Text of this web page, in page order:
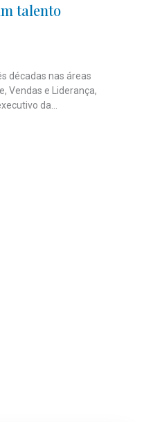
talento
décadas nas áreas
Vendas e Liderança,
da...